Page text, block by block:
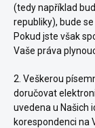
(tedy například
republiky), bude
Pokud jste však
Vaše práva
2. Veškerou
doručovat
uvedena u Našich
korespondenci na